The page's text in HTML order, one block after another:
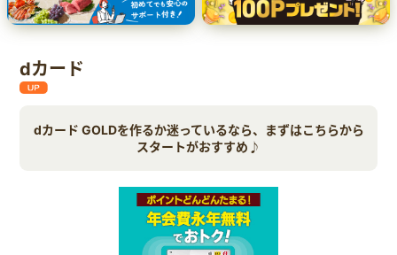
SBI証券 確定拠出年金（iDeCo）
dカード
dカード GOLDを作るか迷っているなら、まずはこちらから
スタートがおすすめ♪